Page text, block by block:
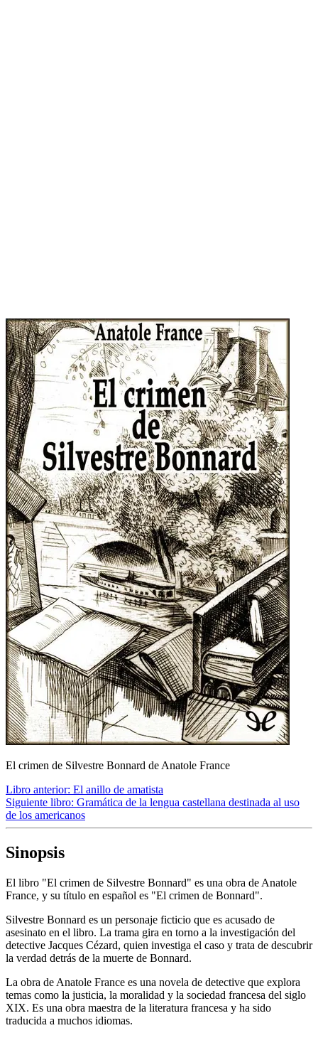
El crimen de Silvestre Bonnard de Anatole France
Libro anterior: El anillo de amatista
Siguiente libro: Gramática de la lengua castellana destinada al uso
de los americanos
Sinopsis
El libro "El crimen de Silvestre Bonnard" es una obra de Anatole
France, y su título en español es "El crimen de Bonnard".
Silvestre Bonnard es un personaje ficticio que es acusado de
asesinato en el libro. La trama gira en torno a la investigación del
detective Jacques Cézard, quien investiga el caso y trata de descubrir
la verdad detrás de la muerte de Bonnard.
La obra de Anatole France es una novela de detective que explora
temas como la justicia, la moralidad y la sociedad francesa del siglo
XIX. Es una obra maestra de la literatura francesa y ha sido
traducida a muchos idiomas.